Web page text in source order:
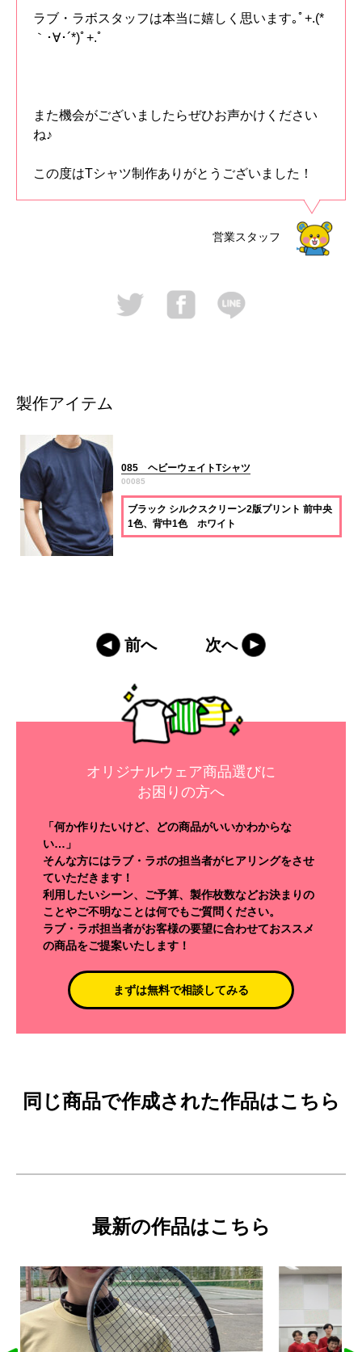
ラブ・ラボスタッフは本当に嬉しく思います｡ﾟ+.(*
｀･∀･´*)ﾟ+.ﾟ
また機会がございましたらぜひお声かけください
ね♪
この度はTシャツ制作ありがとうございました！
営業スタッフ
製作アイテム
085 ヘビーウェイトTシャツ
00085
ブラック シルクスクリーン2版プリント 前中央
1色、背中1色 ホワイト
前へ 次へ
オリジナルウェア商品選びに
お困りの方へ
「何か作りたいけど、どの商品がいいかわからな
い…」
そんな方にはラブ・ラボの担当者がヒアリングをさせ
ていただきます！
利用したいシーン、ご予算、製作枚数などお決まりの
ことやご不明なことは何でもご質問ください。
ラブ・ラボ担当者がお客様の要望に合わせておススメ
の商品をご提案いたします！
まずは無料で相談してみる
同じ商品で作成された作品はこちら
最新の作品はこちら